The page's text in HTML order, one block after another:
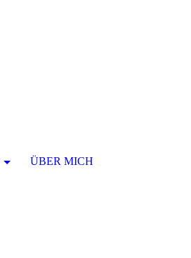
ÜBER MICH